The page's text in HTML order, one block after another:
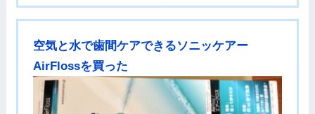
空気と水で歯間ケアできるソニッケアー
AirFlossを買った